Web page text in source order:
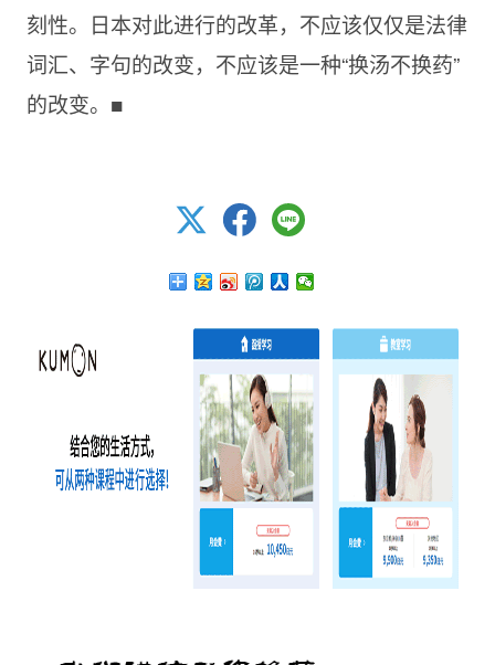
刻性。日本对此进行的改革，不应该仅仅是法律
词汇、字句的改变，不应该是一种“换汤不换药”
的改变。■